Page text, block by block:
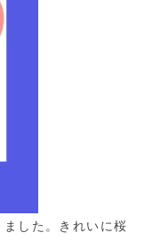
した。きれいに桜